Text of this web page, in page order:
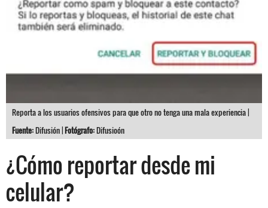
Reporta a los usuarios ofensivos para que otro no tenga una mala experiencia |
Fuente:Difusión |Fotógrafo:Difusioón
¿Cómo reportar desde mi
celular?